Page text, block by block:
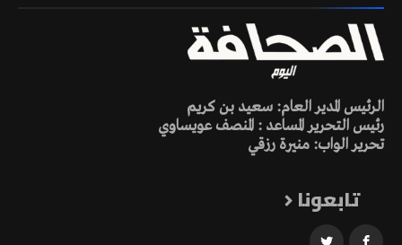
الرئيس المدير العام: سعيد بن كريم
رئيس التحرير المساعد : المنصف عويساوي
تحرير الواب: منيرة رزقي
تابعونا